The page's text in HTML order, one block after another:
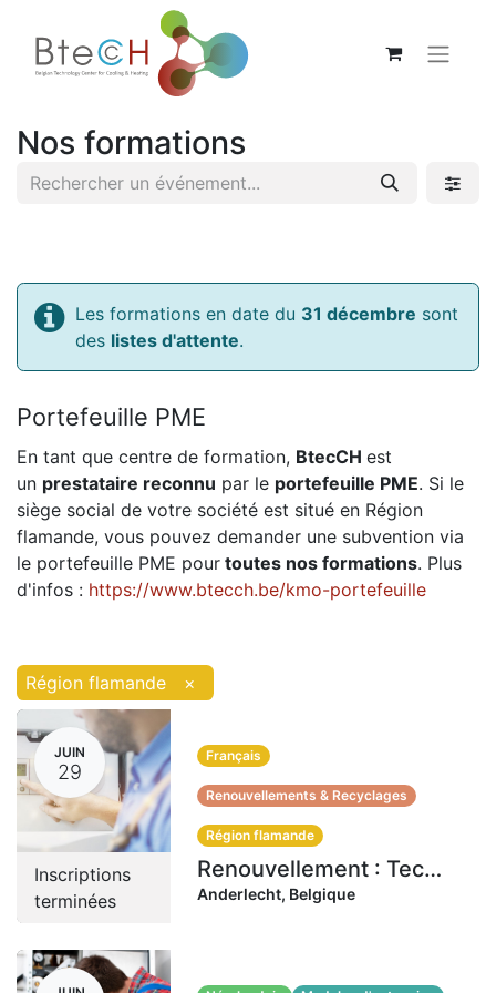
Nos formations
Les formations en date du 31 décembre sont
des listes d'attente.
Portefeuille PME
En tant que centre de formation, BtecCH est
un prestataire reconnu par le portefeuille PME. Si le
siège social de votre société est situé en Région
flamande, vous pouvez demander une subvention via
le portefeuille PME pour toutes nos formations. Plus
d'infos : https://www.btecch.be/kmo-portefeuille
Région flamande ×
JUIN
29
Inscriptions
terminées
Français
Renouvellements & Recyclages
Région flamande
Renouvellement : Technicien en combustibles (L/G) Flandre | 29-30 juin 2026 (16 heures)
Anderlecht, Belgique